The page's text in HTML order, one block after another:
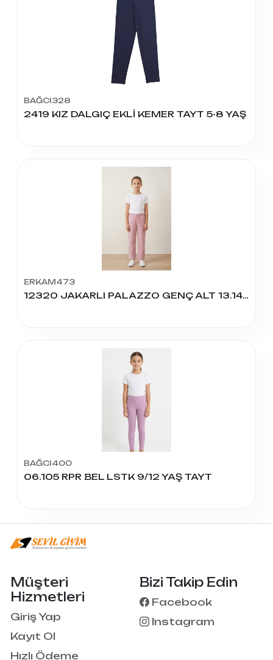
BAĞCI328
2419 KIZ DALGIÇ EKLİ KEMER TAYT 5-8 YAŞ
ERKAM473
12320 JAKARLI PALAZZO GENÇ ALT 13.14.15.16
BAĞCI400
06.105 RPR BEL LSTK 9/12 YAŞ TAYT
Müşteri
Hizmetleri
Giriş Yap
Kayıt Ol
Hızlı Ödeme
Bizi Takip Edin
Facebook
Instagram